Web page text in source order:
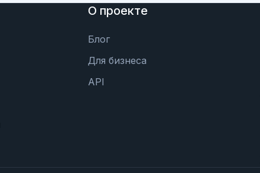
О проекте
Блог
Для бизнеса
API